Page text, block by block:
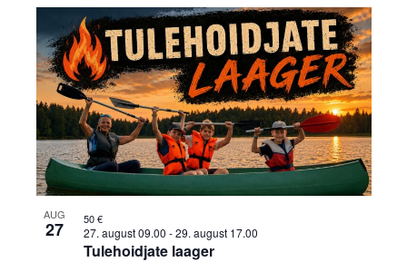
AUG
27
Tulehoidjate laager
27. august 09.00 -29. august 17.00
50 €